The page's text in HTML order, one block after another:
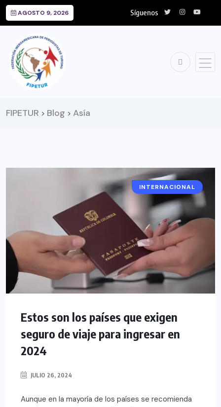
AGOSTO 9, 2026 Síguenos
FIPETUR > Blog > Asía
INTERNACIONAL
Estos son los países que exigen
seguro de viaje para ingresar en
2024
JULIO 26, 2024
Aunque en la mayoría de los países se recomienda